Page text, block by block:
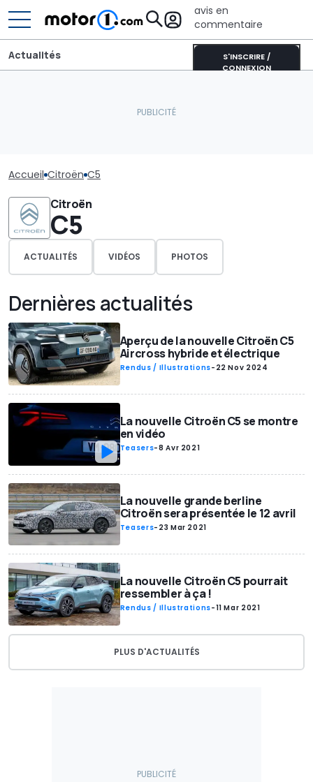
avis en
commentaire
S'INSCRIRE /
CONNEXION
Actualités
Accueil Citroën C5
Citroën
C5
ACTUALITÉS VIDÉOS PHOTOS
Dernières actualités
Aperçu de la nouvelle Citroën C5
Aircross hybride et électrique
Rendus / Illustrations- 22 Nov 2024
La nouvelle Citroën C5 se montre
en vidéo
Teasers-8 Avr 2021
La nouvelle grande berline
Citroën sera présentée le 12 avril
Teasers- 23 Mar 2021
La nouvelle Citroën C5 pourrait
ressembler à ça !
Rendus / Illustrations-11 Mar 2021
PLUS D'ACTUALITÉS